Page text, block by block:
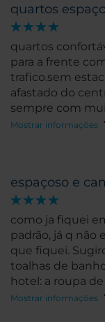
quartos
quartos
para a frente
trafico.sem
afastado do
sempre com
Mostrar informações
espaçoso e
como ja fiquei em outros NH, vo
padrão, já q não
que fiquei.
toalhas de
hotel: a roupa
Mostrar informações